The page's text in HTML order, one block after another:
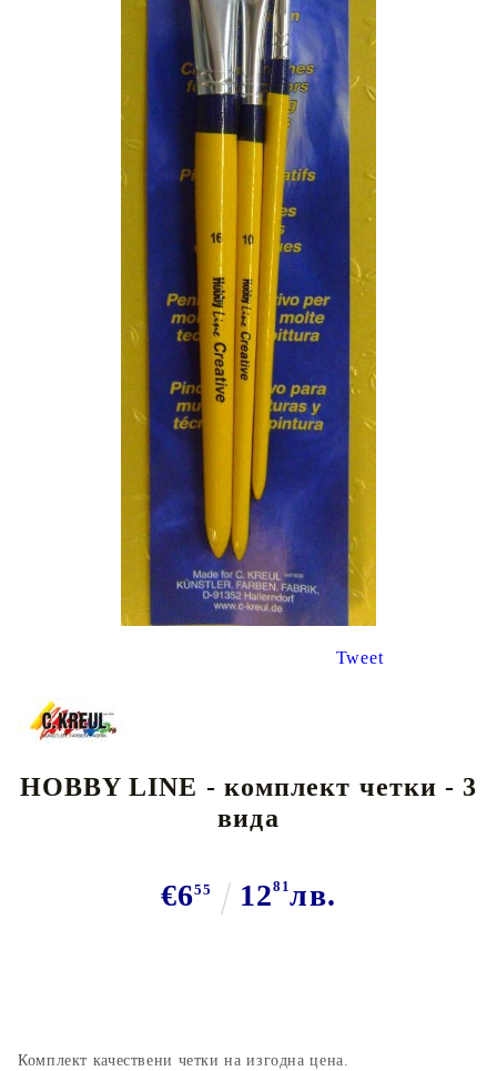
Tweet
HOBBY LINE - комплект четки - 3
вида
€655 1281лв.
Комплект качествени четки на изгодна цена.